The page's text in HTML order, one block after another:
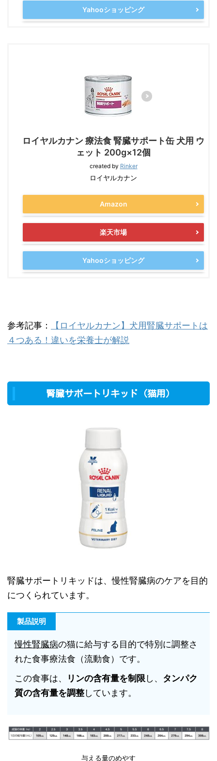
Yahooショッピング
ロイヤルカナン 療法食 腎臓サポート缶 犬用 ウ
ェット 200g×12個
created by Rinker
ロイヤルカナン
Amazon
楽天市場
Yahooショッピング
参考記事：
【ロイヤルカナン】犬用腎臓サポートは
４つある！違いを栄養士が解説
腎臓サポートリキッド（猫用）
腎臓サポートリキッドは、慢性腎臓病のケアを目的
につくられています。
製品説明
慢性腎臓病の猫に給与する目的で特別に調整さ
れた食事療法食（流動食）です。
この食事は、
リンの含有量を制限 し、 タンパク
質の含有量を調整しています。
与える量のめやす